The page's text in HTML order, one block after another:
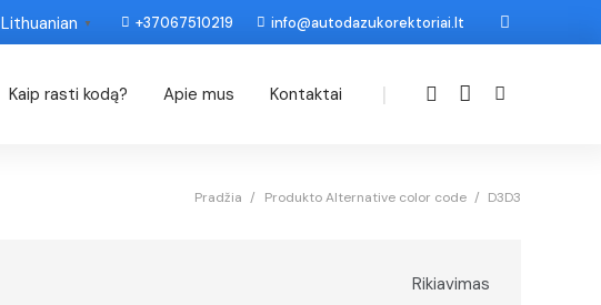
Lithuanian ▼ +37067510219 info@autodazukorektoriai.lt
Kaip rasti kodą? Apie mus Kontaktai |
Pradžia / Produkto Alternative color code / D3D3
Rikiavimas